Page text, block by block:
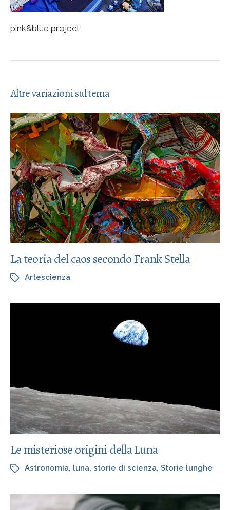
pink&blue project
Altre variazioni sul tema
La teoria del caos secondo Frank Stella
Artescienza
Le misteriose origini della Luna
Astronomia, luna, storie di scienza, Storie lunghe